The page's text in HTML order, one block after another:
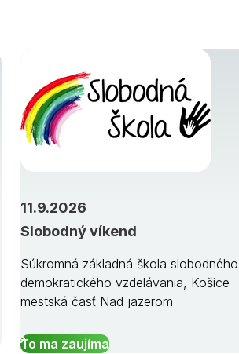
Slobodný víkend
11.9.2026
Súkromná základná škola slobodného
demokratického vzdelávania, Košice -
mestská časť Nad jazerom
To ma zaujíma